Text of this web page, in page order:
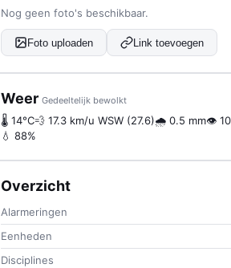
Nog geen foto's beschikbaar.
Foto uploaden Link toevoegen
Weer Gedeeltelijk bewolkt
🌡 14°C💨 17.3 km/u WSW (27.6)🌧 0.5 mm👁
💧 88%
Overzicht
Alarmeringen
Eenheden
Disciplines